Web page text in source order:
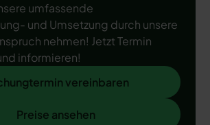
umfassende
und Umsetzung durch unsere
nehmen! Jetzt Termin
informieren!
vereinbarenvereinbaren
Preise ansehen